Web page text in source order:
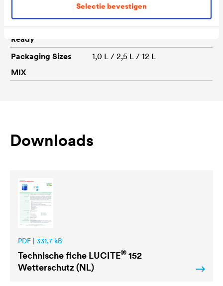
Selectie bevestigen
Donkerbruin
Ready
Packaging Sizes
MIX
1,0 L / 2,5 L / 12 L
Downloads
PDF | 331,7 kB
Technische fiche LUCITE® 152
Wetterschutz (NL)